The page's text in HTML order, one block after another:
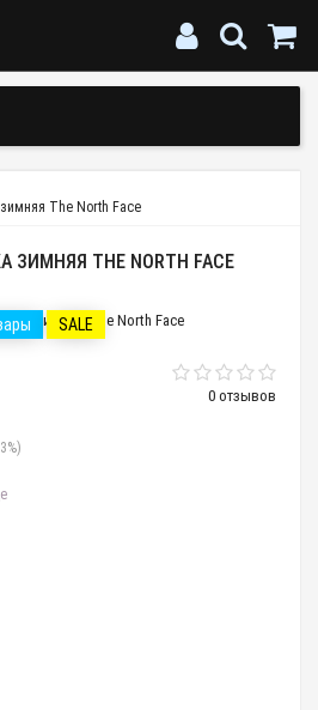
The North Face
THE NORTH FACE
SALE
0 отзывов